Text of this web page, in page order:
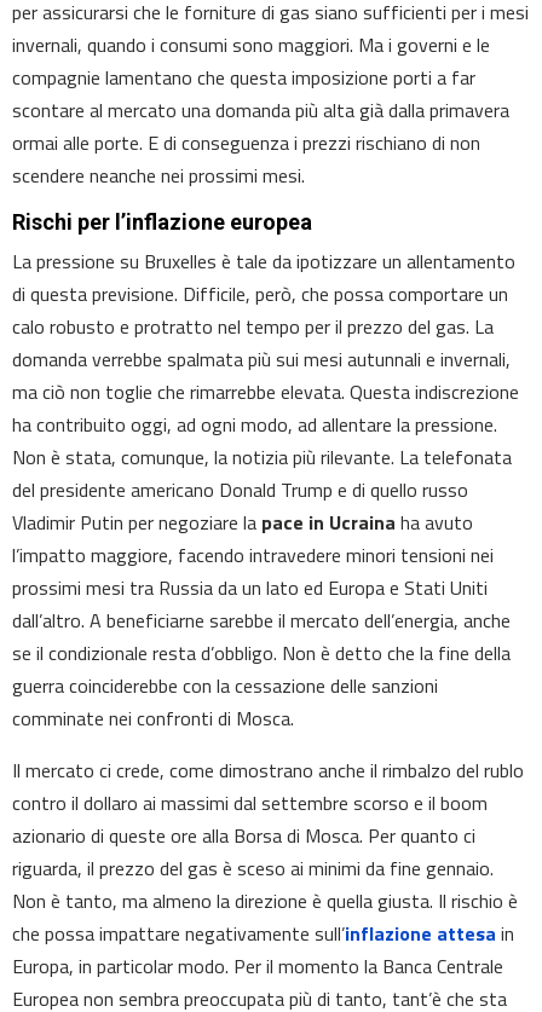
per assicurarsi che le forniture di gas siano sufficienti per i mesi
invernali, quando i consumi sono maggiori. Ma i governi e le
compagnie lamentano che questa imposizione porti a far
scontare al mercato una domanda più alta già dalla primavera
ormai alle porte. E di conseguenza i prezzi rischiano di non
scendere neanche nei prossimi mesi.
Rischi per l’inflazione europea
La pressione su Bruxelles è tale da ipotizzare un allentamento
di questa previsione. Difficile, però, che possa comportare un
calo robusto e protratto nel tempo per il prezzo del gas. La
domanda verrebbe spalmata più sui mesi autunnali e invernali,
ma ciò non toglie che rimarrebbe elevata. Questa indiscrezione
ha contribuito oggi, ad ogni modo, ad allentare la pressione.
Non è stata, comunque, la notizia più rilevante. La telefonata
del presidente americano Donald Trump e di quello russo
Vladimir Putin per negoziare la pace in Ucraina ha avuto
l’impatto maggiore, facendo intravedere minori tensioni nei
prossimi mesi tra Russia da un lato ed Europa e Stati Uniti
dall’altro. A beneficiarne sarebbe il mercato dell’energia, anche
se il condizionale resta d’obbligo. Non è detto che la fine della
guerra coinciderebbe con la cessazione delle sanzioni
comminate nei confronti di Mosca.
Il mercato ci crede, come dimostrano anche il rimbalzo del rublo
contro il dollaro ai massimi dal settembre scorso e il boom
azionario di queste ore alla Borsa di Mosca. Per quanto ci
riguarda, il prezzo del gas è sceso ai minimi da fine gennaio.
Non è tanto, ma almeno la direzione è quella giusta. Il rischio è
che possa impattare negativamente sull’inflazione attesa in
Europa, in particolar modo. Per il momento la Banca Centrale
Europea non sembra preoccupata più di tanto, tant’è che sta